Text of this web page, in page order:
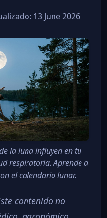
13 June 2026
la luna influyen en tu
respiratoria. Aprende a
el calendario lunar.
contenido no